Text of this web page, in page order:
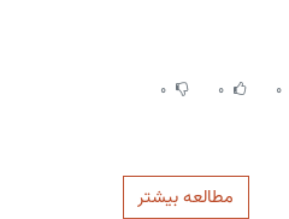
0
0
0
مطالعه بیشتر